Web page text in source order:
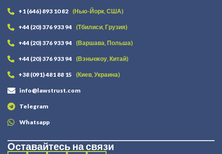
+1 (646) 893 10 82 (Нью-Йорк, США)
+44 (20) 376 933 94 (Тбилиси, Грузия)
+44 (20) 376 933 94 (Варшава, Польша)
+44 (20) 376 933 94 (Вэньчжоу, Китай)
+38 (091) 481 88 15 (Киев, Украина)
info@lawstrust.com
Telegram
Whatsapp
Оставайтесь на связи